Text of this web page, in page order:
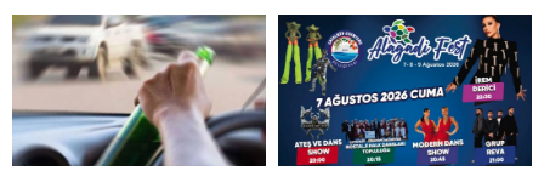
vermekle de itham ediliyor: 8
gün tutukluluk